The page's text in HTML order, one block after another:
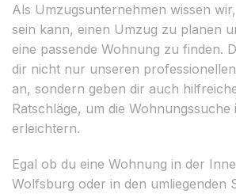
Als Umzugsunternehmen wissen
sein kann, einen Umzug zu planen
eine passende Wohnung zu finden.
dir nicht nur unseren
an, sondern geben dir auch
Ratschläge, um die
erleichtern.
Egal ob du eine Wohnung in der
Wolfsburg oder in den umliegenden